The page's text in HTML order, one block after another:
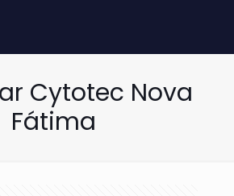
Cytotec Nova
Fátima